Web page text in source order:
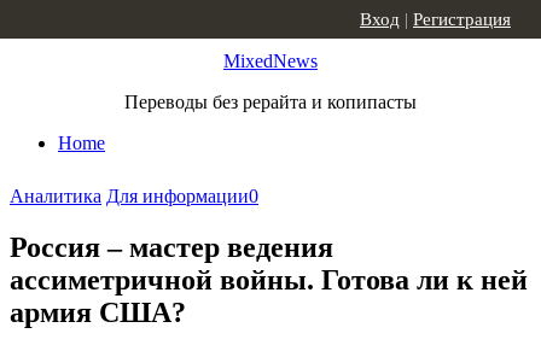
MixedNews
Переводы без рерайта и копипасты
Home
Вход | Регистрация
Аналитика Для информации0
Россия – мастер ведения
ассиметричной войны. Готова ли к ней
армия США?